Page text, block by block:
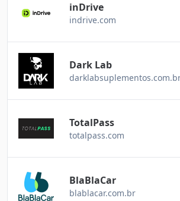
inDrive
indrive.com
Dark Lab
TotalPass
totalpass.com
BlaBlaCar
blablacar.com.br